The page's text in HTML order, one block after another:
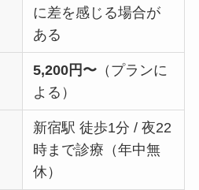
に差を感じる場合が
ある
5,200円〜 （プランに
よる）
新宿駅 徒歩1分 / 夜22
時まで診療（年中無
休）